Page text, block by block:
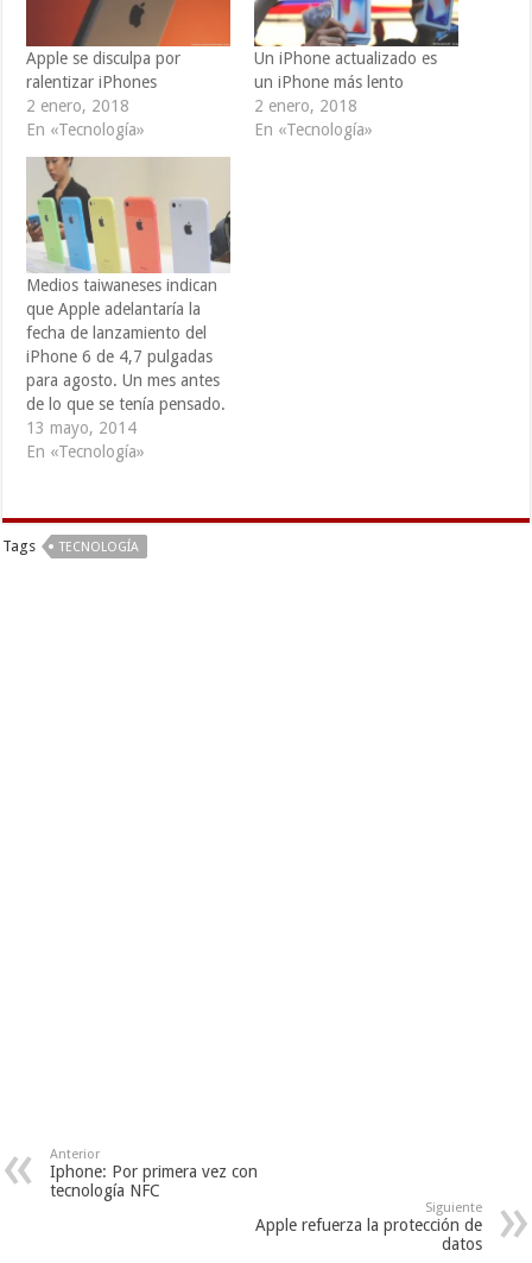
Apple se disculpa por
ralentizar iPhones
2 enero, 2018
En «Tecnología»
Un iPhone actualizado es
un iPhone más lento
2 enero, 2018
En «Tecnología»
Medios taiwaneses indican
que Apple adelantaría la
fecha de lanzamiento del
iPhone 6 de 4,7 pulgadas
para agosto. Un mes antes
de lo que se tenía pensado.
13 mayo, 2014
En «Tecnología»
Tags TECNOLOGÍA
Anterior
Iphone: Por primera vez con
tecnología NFC
Siguiente
Apple refuerza la protección de
datos